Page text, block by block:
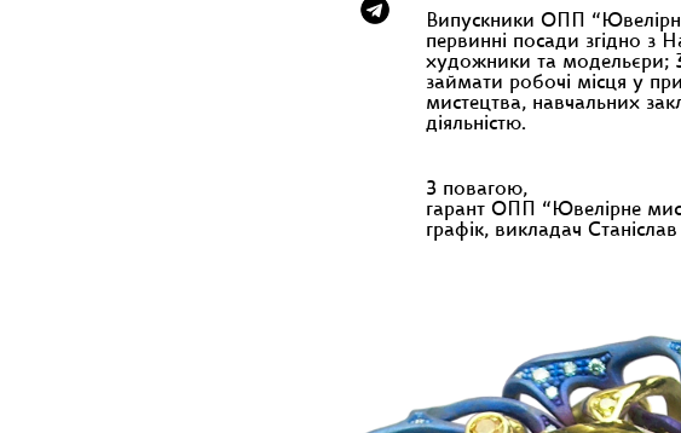
Випускники ОПП
первинні посади згідно з
художники та модельєри;
займати робочі місця у
мистецтва, навчальних
діяльністю.
З повагою,
гарант ОПП “Ювелірне
графік, викладач